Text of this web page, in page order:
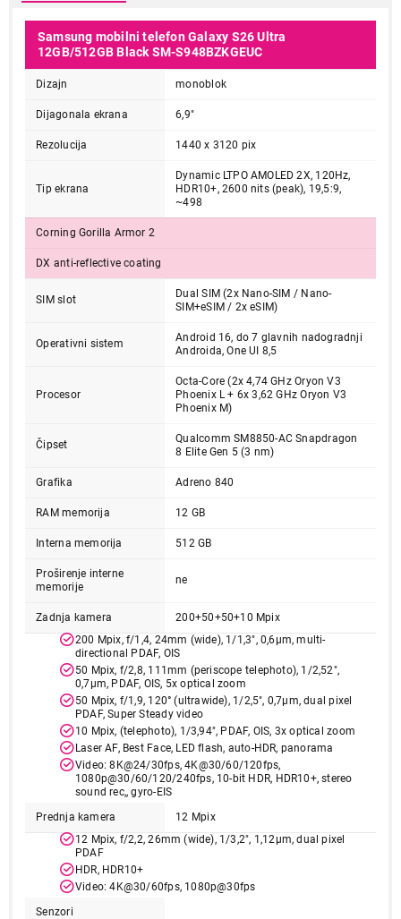
Samsung mobilni telefon Galaxy S26 Ultra
12GB/512GB Black SM-S948BZKGEUC
Dizajn monoblok
Dijagonala ekrana 6,9"
Rezolucija 1440 x 3120 pix
Tip ekrana
Dynamic LTPO AMOLED 2X, 120Hz,
HDR10+, 2600 nits (peak), 19,5:9,
~498
Corning Gorilla Armor 2
DX anti-reflective coating
SIM slot
Dual SIM (2x Nano-SIM / Nano-
SIM+eSIM / 2x eSIM)
Operativni sistem
Android 16, do 7 glavnih nadogradnji
Androida, One UI 8,5
Procesor
Octa-Core (2x 4,74 GHz Oryon V3
Phoenix L + 6x 3,62 GHz Oryon V3
Phoenix M)
Čipset
Qualcomm SM8850-AC Snapdragon
8 Elite Gen 5 (3 nm)
Grafika Adreno 840
RAM memorija 12 GB
Interna memorija 512 GB
Proširenje interne
memorije
ne
Zadnja kamera
200+50+50+10 Mpix
200 Mpix, f/1,4, 24mm (wide), 1/1,3", 0,6µm, multi-
directional PDAF, OIS
50 Mpix, f/2,8, 111mm (periscope telephoto), 1/2,52",
0,7µm, PDAF, OIS, 5x optical zoom
50 Mpix, f/1,9, 120° (ultrawide), 1/2,5", 0,7µm, dual pixel
PDAF, Super Steady video
10 Mpix, (telephoto), 1/3,94", PDAF, OIS, 3x optical zoom
Laser AF, Best Face, LED flash, auto-HDR, panorama
Video: 8K@24/30fps, 4K@30/60/120fps,
1080p@30/60/120/240fps, 10-bit HDR, HDR10+, stereo
sound rec,, gyro-EIS
Prednja kamera
12 Mpix
12 Mpix, f/2,2, 26mm (wide), 1/3,2", 1,12µm, dual pixel
PDAF
HDR, HDR10+
Video: 4K@30/60fps, 1080p@30fps
Senzori
174.999,00
SAMSUNG Galaxy S26 Ultra 12GB/512GB
Proizvod je dodat u korpu.
Ukupno u korpi: 0,00
Završi kupovinu